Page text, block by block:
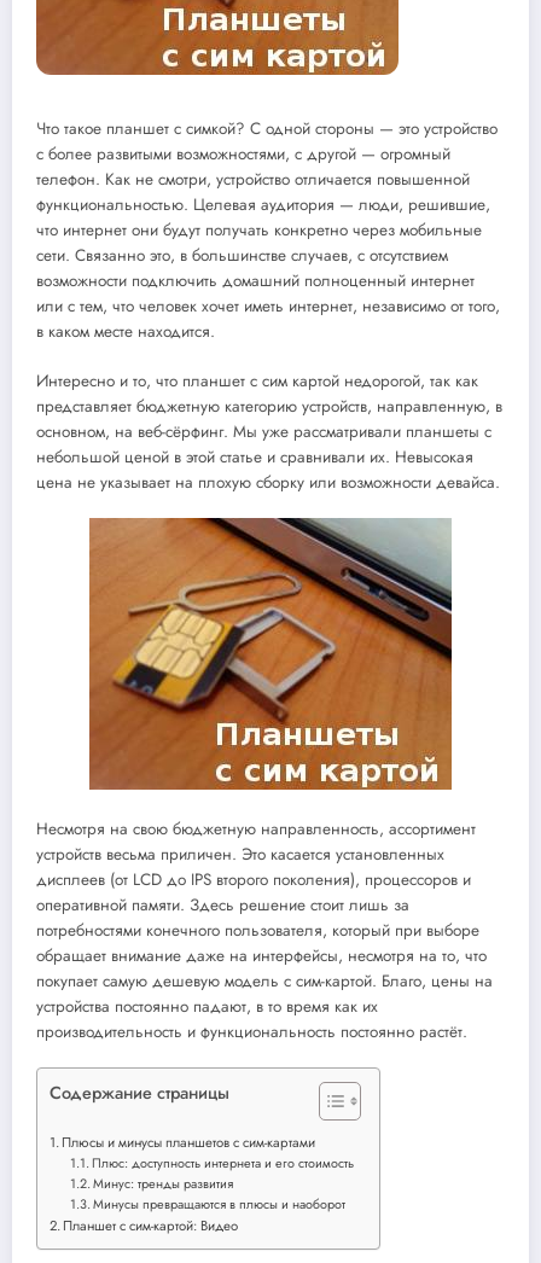
Что такое планшет с симкой? С одной стороны — это устройство
с более развитыми возможностями, с другой — огромный
телефон. Как не смотри, устройство отличается повышенной
функциональностью. Целевая аудитория — люди, решившие,
что интернет они будут получать конкретно через мобильные
сети. Связанно это, в большинстве случаев, с отсутствием
возможности подключить домашний полноценный интернет
или с тем, что человек хочет иметь интернет, независимо от того,
в каком месте находится.
Интересно и то, что планшет с сим картой недорогой, так как
представляет бюджетную категорию устройств, направленную, в
основном, на веб-сёрфинг. Мы уже рассматривали планшеты с
небольшой ценой в этой статье и сравнивали их. Невысокая
цена не указывает на плохую сборку или возможности девайса.
Несмотря на свою бюджетную направленность, ассортимент
устройств весьма приличен. Это касается установленных
дисплеев (от LCD до IPS второго поколения), процессоров и
оперативной памяти. Здесь решение стоит лишь за
потребностями конечного пользователя, который при выборе
обращает внимание даже на интерфейсы, несмотря на то, что
покупает самую дешевую модель с сим-картой. Благо, цены на
устройства постоянно падают, в то время как их
производительность и функциональность постоянно растёт.
Содержание страницы
Плюсы и минусы планшетов с сим-картами
Плюс: доступность интернета и его стоимость
Минус: тренды развития
Минусы превращаются в плюсы и наоборот
Планшет с сим-картой: Видео